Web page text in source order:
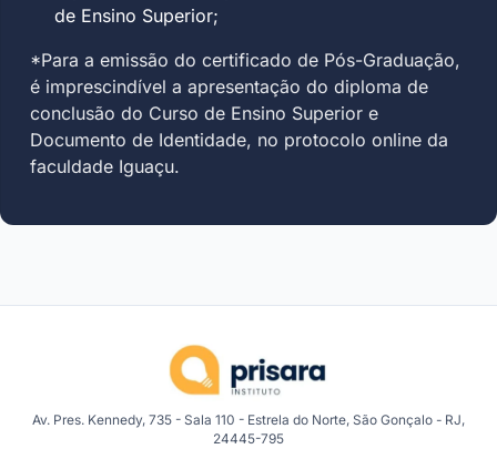
de Ensino Superior;
*Para a emissão do certificado de Pós-Graduação,
é imprescindível a apresentação do diploma de
conclusão do Curso de Ensino Superior e
Documento de Identidade, no protocolo online da
faculdade Iguaçu.
Av. Pres. Kennedy, 735 - Sala 110 - Estrela do Norte, São Gonçalo - RJ,
24445-795